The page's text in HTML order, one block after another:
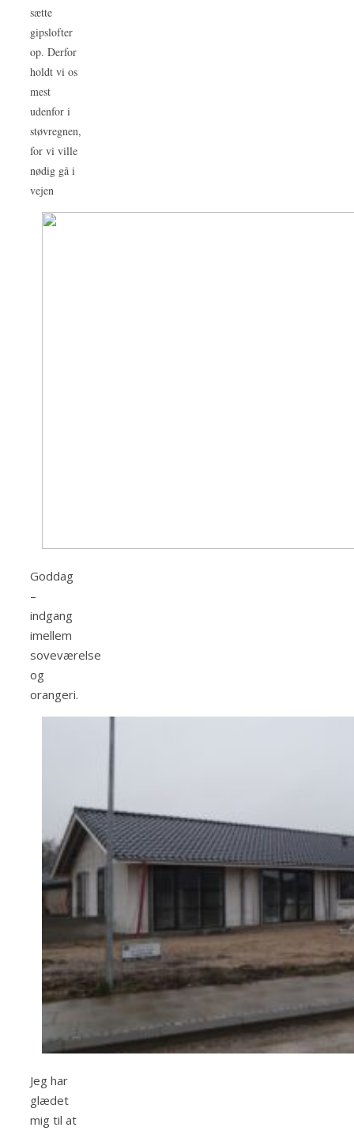
sætte
gipslofter
op. Derfor
holdt vi os
mest
udenfor i
støvregnen,
for vi ville
nødig gå i
vejen
Goddag
–
indgang
imellem
soveværelse
og
orangeri.
Jeg har
glædet
mig til at